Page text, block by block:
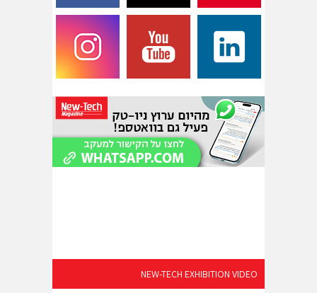
NEW-TECH EXHIBITION VIDEO